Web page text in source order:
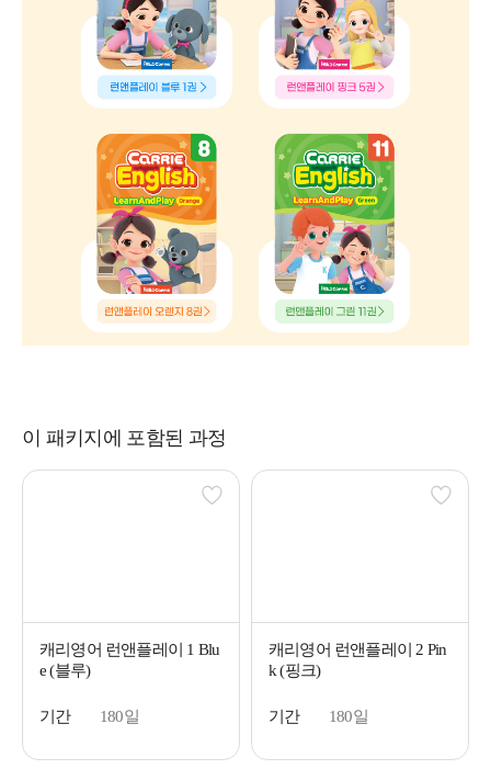
이 패키지에 포함된 과정
캐리영어 런앤플레이 1 Blu
e (블루)
기간 180일
캐리영어 런앤플레이 2 Pin
k (핑크)
기간 180일